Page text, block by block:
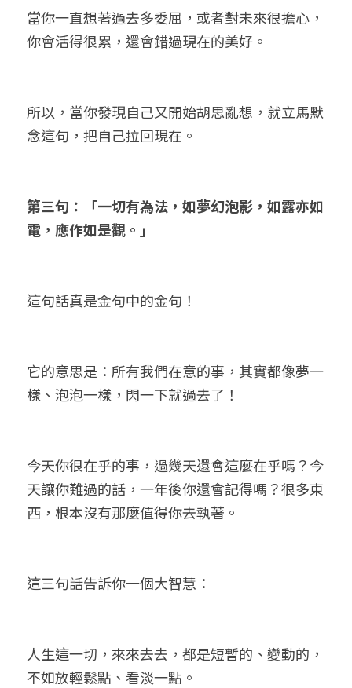
當你一直想著過去多委屈，或者對未來很擔心，
你會活得很累，還會錯過現在的美好。
所以，當你發現自己又開始胡思亂想，就立馬默
念這句，把自己拉回現在。
第三句：「一切有為法，如夢幻泡影，如露亦如
電，應作如是觀。」
這句話真是金句中的金句！
它的意思是：所有我們在意的事，其實都像夢一
樣、泡泡一樣，閃一下就過去了！
今天你很在乎的事，過幾天還會這麼在乎嗎？今
天讓你難過的話，一年後你還會記得嗎？很多東
西，根本沒有那麼值得你去執著。
這三句話告訴你一個大智慧：
人生這一切，來來去去，都是短暫的、變動的，
不如放輕鬆點、看淡一點。